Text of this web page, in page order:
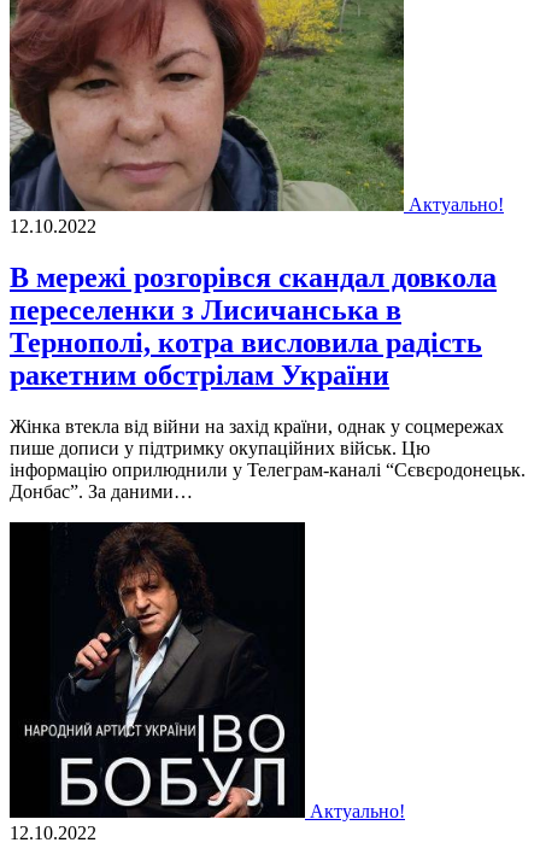
Актуально!
12.10.2022
В мережі розгорівся скандал довкола
переселенки з Лисичанська в
Тернополі, котра висловила радість
ракетним обстрілам України
Жiнка втекла вiд вiйни на захiд країни, однак у соцмережах
пише дописи у пiдтримку окупацiйних вiйськ. Цю
iнформацiю оприлюднили у Телеграм-каналi “Сєвєродонецьк.
Донбас”. За даними…
Актуально!
12.10.2022